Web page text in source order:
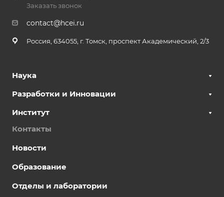
Заказать звонок
contact@hcei.ru
Россия, 634055, г. Томск, проспект Академический, 2/3
Наука
Разработки и Инновации
Институт
Контакты
Новости
Образование
Отделы и лаборатории